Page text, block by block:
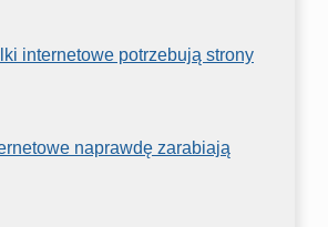
internetowe potrzebują strony
naprawdę zarabiają